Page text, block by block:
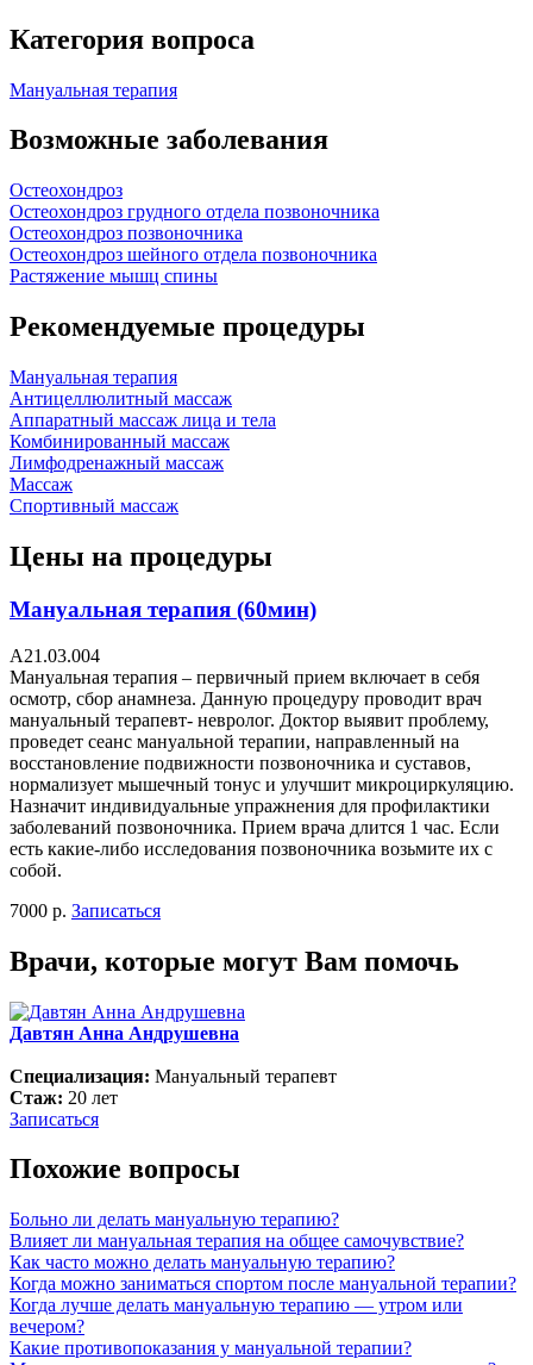
Категория вопроса
Мануальная терапия
Возможные заболевания
Остеохондроз
Остеохондроз грудного отдела позвоночника
Остеохондроз позвоночника
Остеохондроз шейного отдела позвоночника
Растяжение мышц спины
Рекомендуемые процедуры
Мануальная терапия
Антицеллюлитный массаж
Аппаратный массаж лица и тела
Комбинированный массаж
Лимфодренажный массаж
Массаж
Спортивный массаж
Цены на процедуры
Мануальная терапия (60мин)
A21.03.004
Мануальная терапия – первичный прием включает в себя
осмотр, сбор анамнеза. Данную процедуру проводит врач
мануальный терапевт- невролог. Доктор выявит проблему,
проведет сеанс мануальной терапии, направленный на
восстановление подвижности позвоночника и суставов,
нормализует мышечный тонус и улучшит микроциркуляцию.
Назначит индивидуальные упражнения для профилактики
заболеваний позвоночника. Прием врача длится 1 час. Если
есть какие-либо исследования позвоночника возьмите их с
собой.
7000 р. Записаться
Врачи, которые могут Вам помочь
Давтян Анна Андрушевна
Специализация: Мануальный терапевт
Стаж: 20 лет
Записаться
Похожие вопросы
Больно ли делать мануальную терапию?
Влияет ли мануальная терапия на общее самочувствие?
Как часто можно делать мануальную терапию?
Когда можно заниматься спортом после мануальной терапии?
Когда лучше делать мануальную терапию — утром или
вечером?
Какие противопоказания у мануальной терапии?